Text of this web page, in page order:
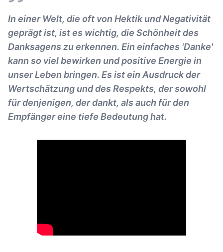
In einer Welt, die oft von Hektik und Negativität
geprägt ist, ist es wichtig, die Schönheit des
Danksagens zu erkennen. Ein einfaches 'Danke'
kann so viel bewirken und positive Energie in
unser Leben bringen. Es ist ein Ausdruck der
Wertschätzung und des Respekts, der sowohl
für denjenigen, der dankt, als auch für den
Empfänger eine tiefe Bedeutung hat.